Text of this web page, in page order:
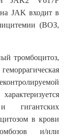
JAK входит в
(ВОЗ,
тромбоцитоз,
в крови
и/или